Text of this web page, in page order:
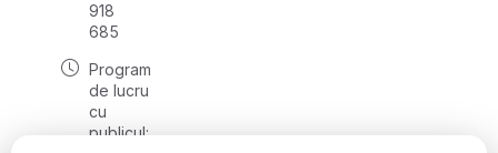
918
685
Program
de lucru
cu
publicul: